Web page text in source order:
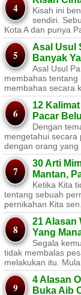
Kisah ini
sendiri.
Kota A dan punya
Asal Usul
Banyak
Asal Usul
membahas tentang
membahas secara
12
Pacar
Dengan
mengetahui secara
dengan orang yang
30 Arti
Mantan,
Ketika Kita
tentang sebuah
pernikahan Kita
21 Alasan
Yang
Segala
tidak membalas
melakukan itu.
4 Alasan
Buka Aib